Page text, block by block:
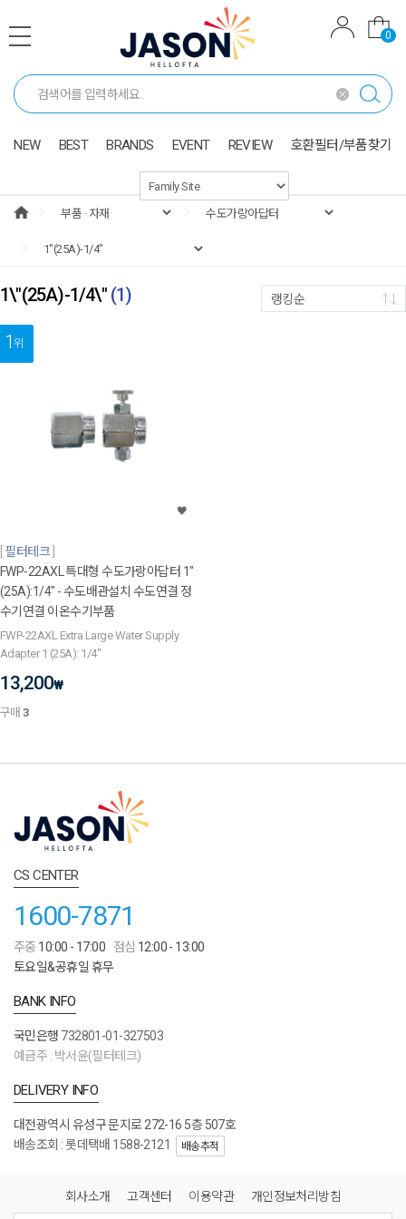
0
NEW BEST BRANDS EVENT REVIEW 호환필터/부품찾기
1\"(25A)-1/4\" (1) 랭킹순
1위
필터테크
FWP-22AXL 특대형 수도가랑아답터 1"
(25A):1/4" - 수도배관설치 수도연결 정
수기연결 이온수기부품
FWP-22AXL Extra Large Water Supply
Adapter 1 (25A): 1/4"
13,200₩
구매3
CS CENTER
1600-7871
주중 10:00 - 17:00 점심 12:00 - 13:00
토요일&공휴일 휴무
BANK INFO
국민은행 732801-01-327503
예금주 : 박서윤(필터테크)
DELIVERY INFO
대전광역시 유성구 문지로 272-16 5층 507호
배송조회 : 롯데택배 1588-2121
배송추적
회사소개 고객센터 이용약관 개인정보처리방침